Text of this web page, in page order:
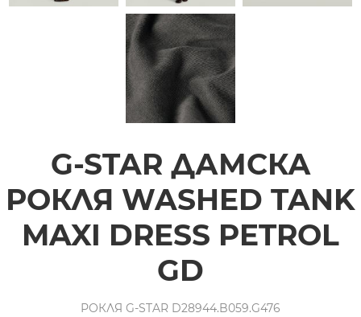
G-STAR ДАМСКА
РОКЛЯ WASHED TANK
MAXI DRESS PETROL
GD
РОКЛЯ G-STAR D28944.B059.G476